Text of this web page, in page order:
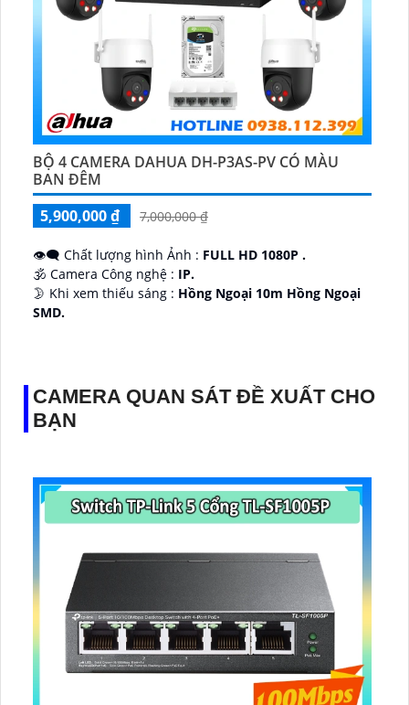
BỘ 4 CAMERA DAHUA DH-P3AS-PV CÓ MÀU
BAN ĐÊM
5,900,000 ₫
7,000,000 ₫
👁️‍🗨 Chất lượng hình Ảnh : FULL HD 1080P .
🕉️ Camera Công nghệ : IP.
🌛 Khi xem thiếu sáng : Hồng Ngoại 10m Hồng Ngoại
SMD.
CAMERA QUAN SÁT ĐỀ XUẤT CHO
BẠN